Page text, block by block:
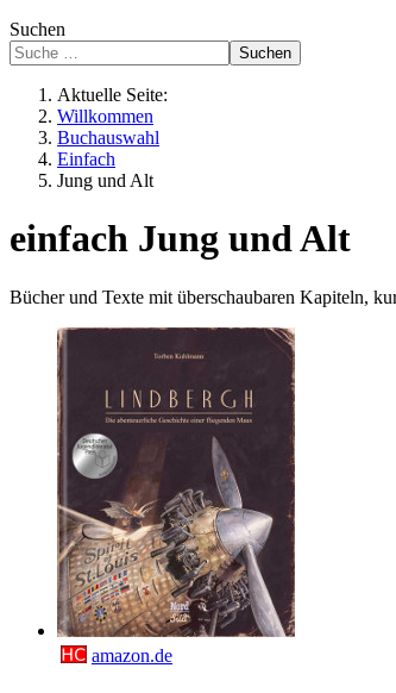
Suchen
Suchen
Aktuelle Seite:
Willkommen
Buchauswahl
Einfach
Jung und Alt
einfach Jung und Alt
Bücher und Texte mit überschaubaren Kapiteln,
amazon.de